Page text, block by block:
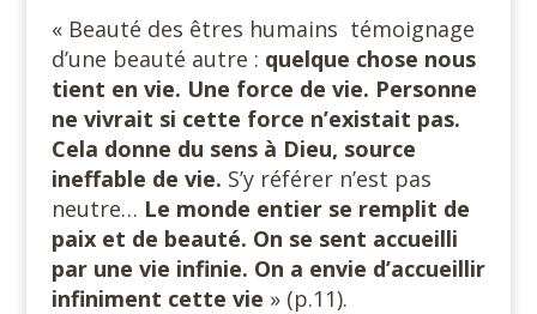
« Beauté des êtres humains témoignage
d’une beauté autre : quelque chose nous
tient en vie. Une force de vie. Personne
ne vivrait si cette force n’existait pas.
Cela donne du sens à Dieu, source
ineffable de vie. S’y référer n’est pas
neutre… Le monde entier se remplit de
paix et de beauté. On se sent accueilli
par une vie infinie. On a envie d’accueillir
infiniment cette vie » (p.11).